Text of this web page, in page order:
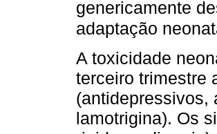
genericamente
adaptação
A toxicidade
terceiro trimestre
(antidepressivos,
lamotrigina). Os